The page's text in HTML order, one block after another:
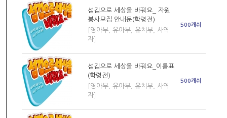
섬김으로 세상을 바꿔요_ 자원
봉사모집 안내문(학령전)
[영아부, 유아부, 유치부, 사역
자]
500캐쉬
섬김으로 세상을 바꿔요_이름표
(학령전)
[영아부, 유아부, 유치부, 사역
자]
500캐쉬